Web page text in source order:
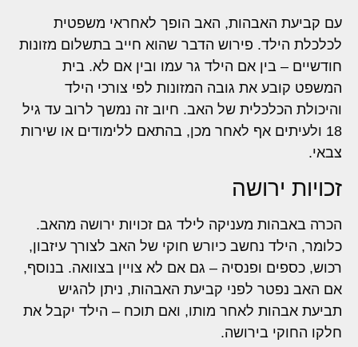
עם קביעת האבהות, האב הופך לאחראי משפטית
לכלכלת הילד. פירוש הדבר שהוא חייב בתשלום מזונות
חודשיים – בין אם הילד גר עמו ובין אם לא. בית
המשפט קובע את גובה המזונות לפי צורכי הילד
והיכולת הכלכלית של האב. חיוב זה נמשך לרוב עד גיל
18 ולעיתים אף לאחר מכן, בהתאם ללימודים או שירות
צבאי.
זכויות ירושה
הכרה באבהות מעניקה לילד גם זכויות ירושה מהאב.
כלומר, הילד נחשב כיורש חוקי של האב לצורך עיזבון,
רכוש, כספים ופנסיה – גם אם לא צויין בצוואה. בנוסף,
אם האב נפטר לפני קביעת האבהות, ניתן להגיש
תביעת אבהות לאחר מותו, ואם תוכח – הילד יקבל את
חלקו החוקי בירושה.